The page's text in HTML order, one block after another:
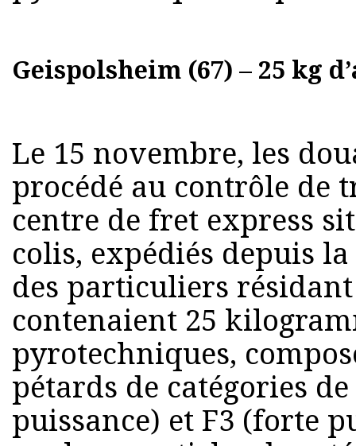
Geispolsheim (67) – 25 kg
Le 15 novembre, les
procédé au contrôle de
centre de fret express
colis, expédiés depuis
des particuliers
contenaient 25
pyrotechniques,
pétards de catégories
puissance) et F3 (forte